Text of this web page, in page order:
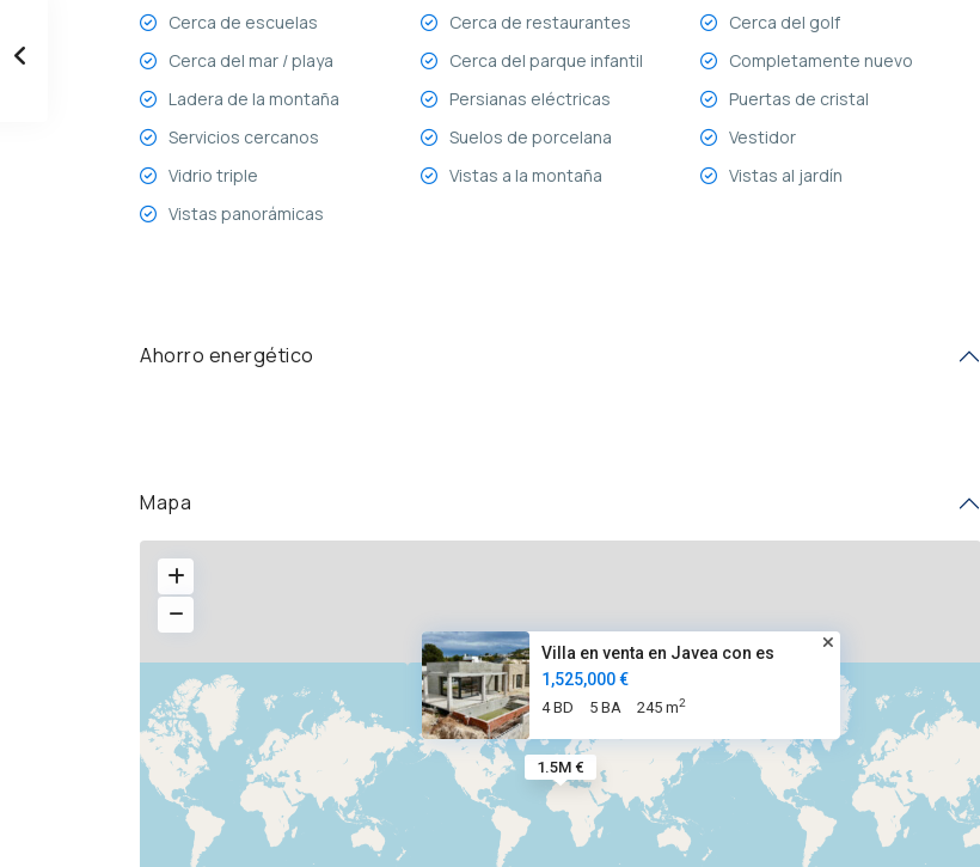
Cerca de escuelas
Cerca de restaurantes
Cerca del golf
Cerca del mar / playa
Cerca del parque infantil
Completamente nuevo
Ladera de la montaña
Persianas eléctricas
Puertas de cristal
Servicios cercanos
Suelos de porcelana
Vestidor
Vidrio triple
Vistas a la montaña
Vistas al jardín
Vistas panorámicas
Ahorro energético
Mapa
1.5M €
Villa en venta en Javea con es
1,525,000 €
4 BD 5 BA 245 m2